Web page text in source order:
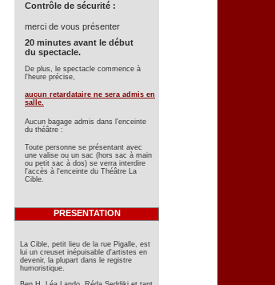
Contrôle de sécurité :
merci de vous présenter
20 minutes avant le début
du spectacle.
De plus, le spectacle commence à
l'heure précise,
aucun retardataire ne sera admis en
salle.
Aucun bagage admis dans l'enceinte
du théâtre :
Toute personne se présentant avec
une valise ou un sac (hors sac à main
ou petit sac à dos) se verra interdire
l'accès à l'enceinte du Théâtre La
Cible.
PRESENTATION
La Cible, petit lieu de la rue Pigalle, est
lui un creuset inépuisable d'artistes en
devenir, la plupart dans le registre
humoristique.